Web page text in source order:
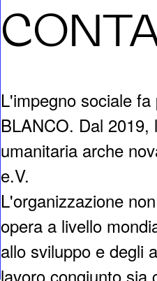
L'impegno sociale
BLANCO. Dal 2019,
umanitaria arche
e.V.
L'organizzazione
opera a livello
allo sviluppo e degli
lavoro congiunto sia